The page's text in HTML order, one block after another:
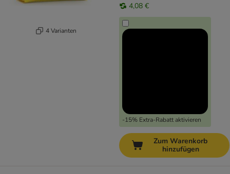
4 Varianten
4,08 €
-15% Extra-Rabatt aktivieren
Zum Warenkorb
hinzufügen